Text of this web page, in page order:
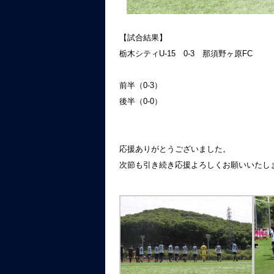
【試合結果】
栃木シティU-15 0-3 那須野ヶ原FC
前半（0-3）
後半（0-0）
応援ありがとうございました。
次節も引き続き応援よろしくお願いいたし